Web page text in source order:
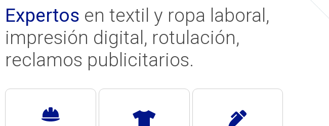
Expertos en textil y ropa laboral,
impresión digital, rotulación,
reclamos publicitarios.